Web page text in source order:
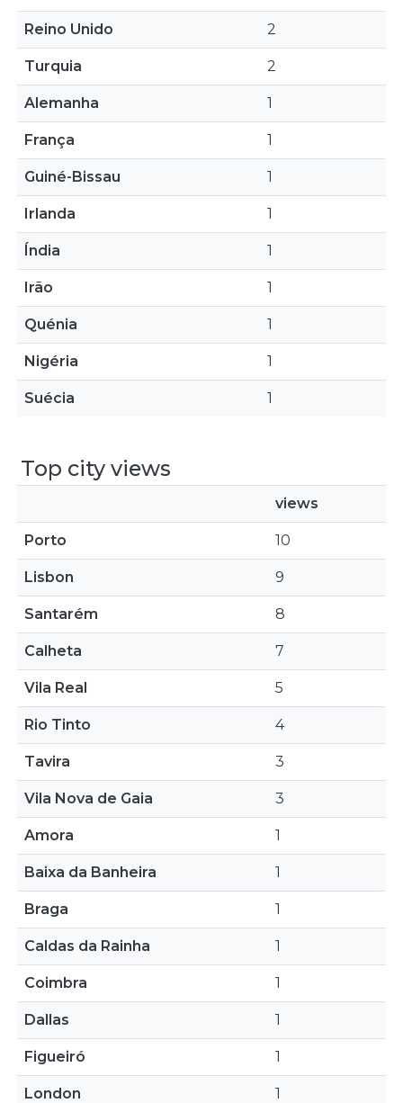
Reino Unido 2
Turquia 2
Alemanha 1
França 1
Guiné-Bissau 1
Irlanda 1
Índia 1
Irão 1
Quénia 1
Nigéria 1
Suécia 1
Top city views
views
Porto 10
Lisbon 9
Santarém 8
Calheta 7
Vila Real 5
Rio Tinto 4
Tavira 3
Vila Nova de Gaia 3
Amora 1
Baixa da Banheira 1
Braga 1
Caldas da Rainha 1
Coimbra 1
Dallas 1
Figueiró 1
London 1